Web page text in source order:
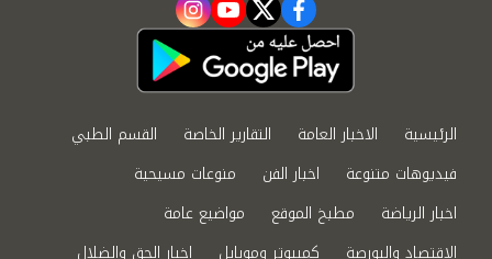
facebook
twitter
youtube
instagram
الرئيسية الاخبار العامة التقارير الخاصة
القسم الطبي
فيديوهات متنوعة
اخبار الفن
منوعات مسيحية
اخبار الرياضة
مطبخ الموقع
مواضيع عامة
الاقتصاد والبورصة
كمبيوتر وموبايل اخبار الحق والضلال